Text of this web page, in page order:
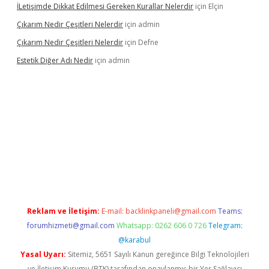
İLetişimde Dikkat Edilmesi Gereken Kurallar Nelerdir için Elçin
Çıkarım Nedir Çeşitleri Nelerdir için admin
Çıkarım Nedir Çeşitleri Nelerdir için Defne
Estetik Diğer Adı Nedir için admin
Reklam ve İletişim: E-mail: backlinkpaneli@gmail.com Teams:
forumhizmeti@gmail.com Whatsapp: 0262 606 0 726 Telegram:
@karabul
Yasal Uyarı: Sitemiz, 5651 Sayılı Kanun gereğince Bilgi Teknolojileri